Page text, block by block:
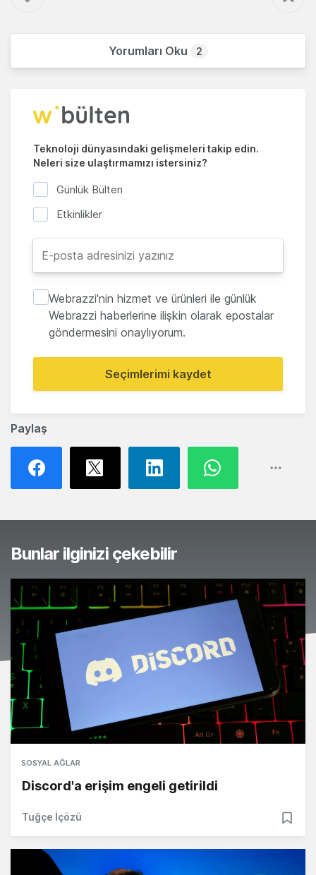
Paylaş
Yorumları Oku 2
Teknoloji dünyasındaki gelişmeleri takip edin.
Neleri size ulaştırmamızı istersiniz?
Günlük Bülten
Etkinlikler
Webrazzi'nin hizmet ve ürünleri ile günlük
Webrazzi haberlerine ilişkin olarak epostalar
göndermesini onaylıyorum.
Seçimlerimi kaydet
Bunlar ilginizi çekebilir
SOSYAL AĞLAR
Discord'a erişim engeli getirildi
Tuğçe İçözü